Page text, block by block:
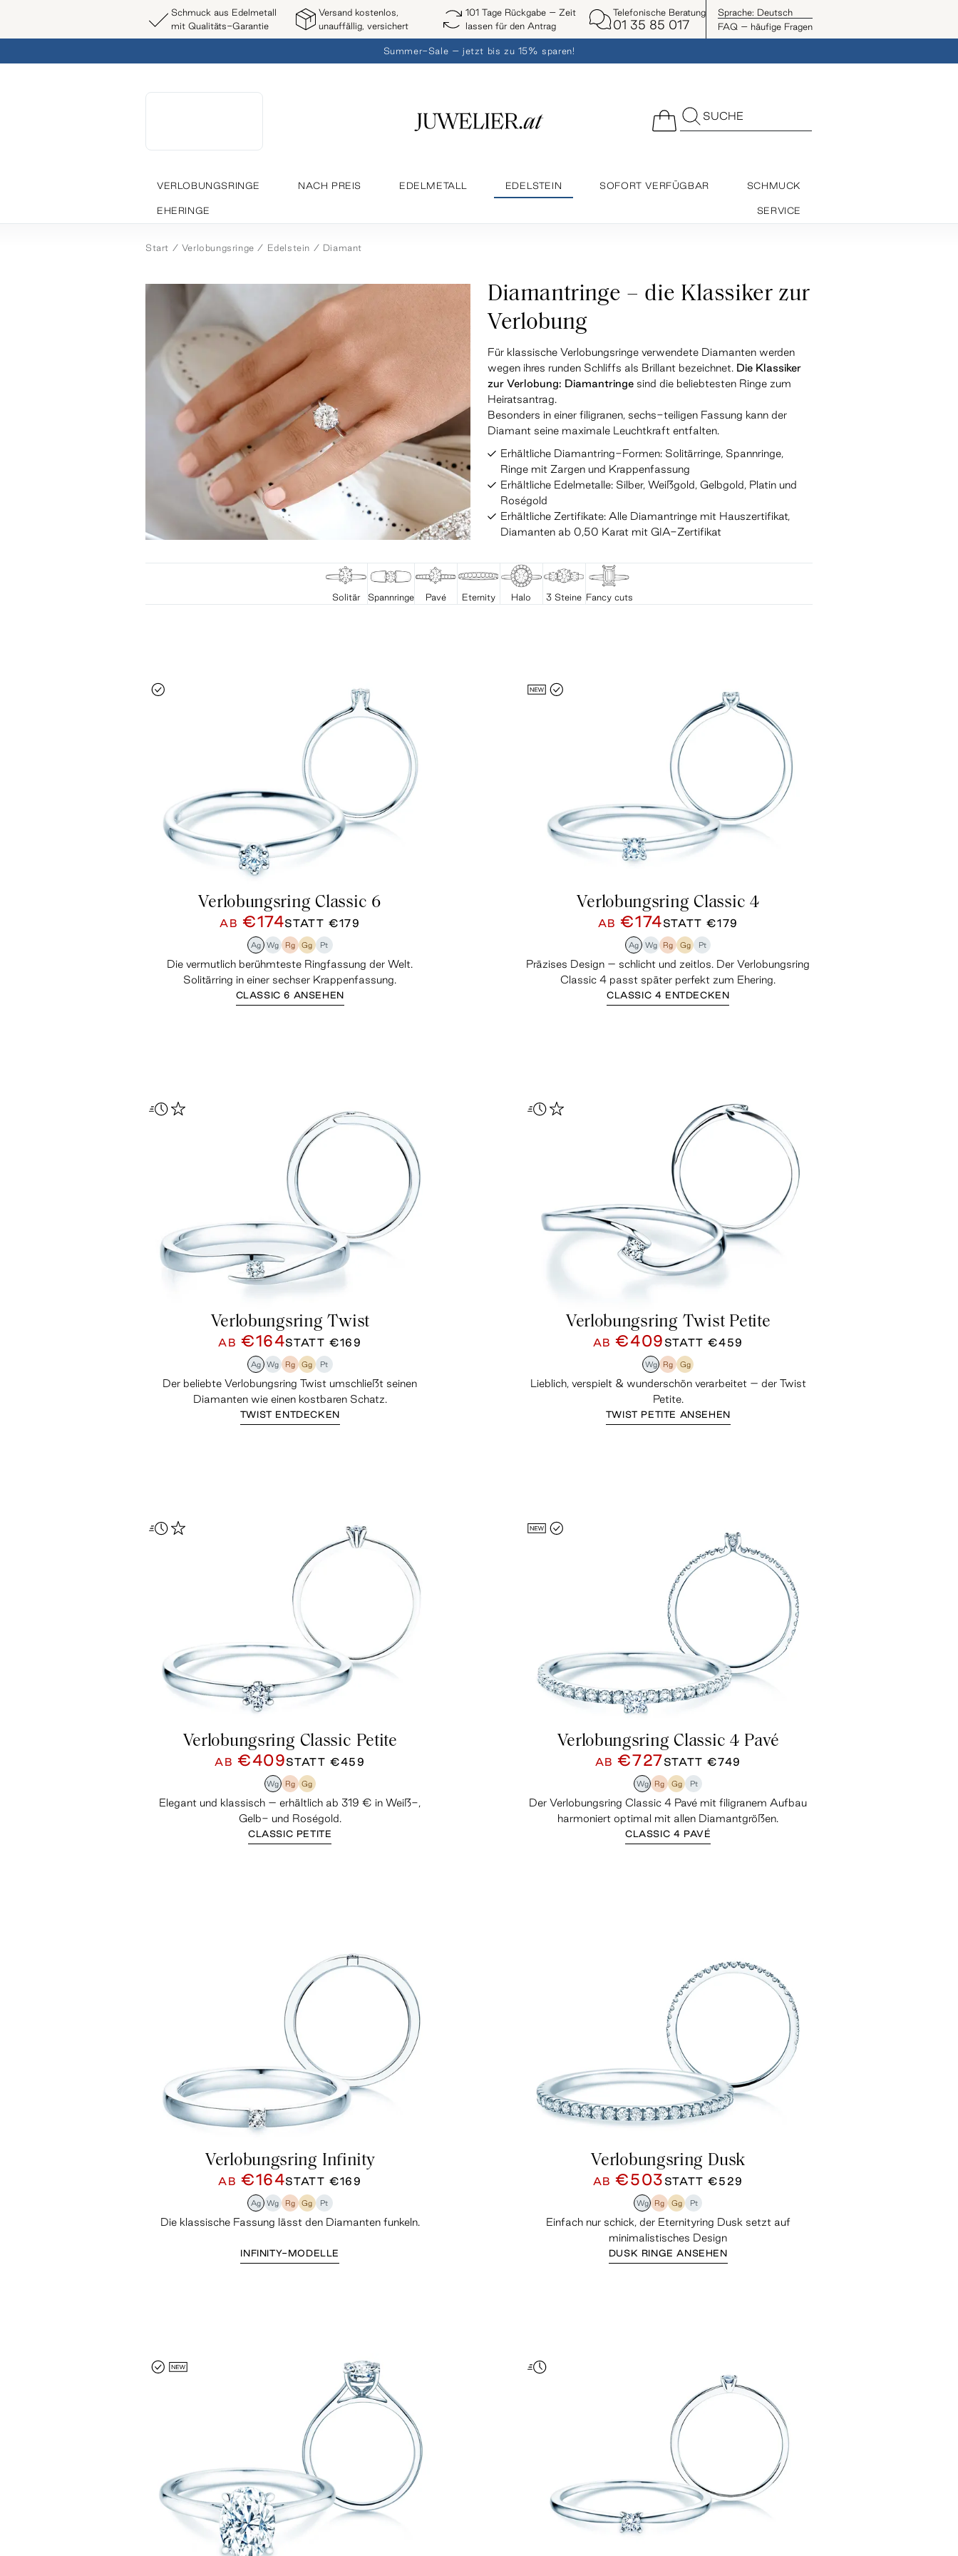
Schmuck aus Edelmetall
mit Qualitäts-Garantie
Versand kostenlos,
unauffällig, versichert
101 Tage Rückgabe – Zeit
lassen für den Antrag
Telefonische Beratung
01 35 85 017
Sprache: Deutsch
FAQ – häufige Fragen
Summer-Sale – jetzt bis zu 15% sparen!
SUCHE
VERLOBUNGSRINGE NACH PREIS EDELMETALL EDELSTEIN SOFORT VERFÜGBAR SCHMUCK
EHERINGE SERVICE
Start Verlobungsringe Edelstein Diamant
Diamantringe – die Klassiker zur
Verlobung
Für klassische Verlobungsringe verwendete Diamanten werden
wegen ihres runden Schliffs als Brillant bezeichnet. Die Klassiker
zur Verlobung: Diamantringe sind die beliebtesten Ringe zum
Heiratsantrag.
Besonders in einer filigranen, sechs-teiligen Fassung kann der
Diamant seine maximale Leuchtkraft entfalten.
Erhältliche Diamantring-Formen: Solitärringe, Spannringe,
Ringe mit Zargen und Krappenfassung
Erhältliche Edelmetalle: Silber, Weißgold, Gelbgold, Platin und
Roségold
Erhältliche Zertifikate: Alle Diamantringe mit Hauszertifikat,
Diamanten ab 0,50 Karat mit GIA-Zertifikat
Solitär Spannringe Pavé Eternity Halo 3 Steine Fancy cuts
Verlobungsring Classic 6
AB €174STATT €179
Ag Wg Rg Gg Pt
Die vermutlich berühmteste Ringfassung der Welt.
Solitärring in einer sechser Krappenfassung.
CLASSIC 6 ANSEHEN
Verlobungsring Classic 4
AB €174STATT€179
Ag Wg Rg Gg Pt
Präzises Design – schlicht und zeitlos. Der Verlobungsring
Classic 4 passt später perfekt zum Ehering.
CLASSIC 4 ENTDECKEN
Verlobungsring Twist
AB €164STATT €169
Ag Wg Rg Gg Pt
Der beliebte Verlobungsring Twist umschließt seinen
Diamanten wie einen kostbaren Schatz.
TWIST ENTDECKEN
Verlobungsring Twist Petite
AB €409 STATT€459
Wg Rg Gg
Lieblich, verspielt & wunderschön verarbeitet – der Twist
Petite.
TWIST PETITE ANSEHEN
Verlobungsring Classic Petite
AB €409STATT €459
Wg Rg Gg
Elegant und klassisch – erhältlich ab 319 € in Weiß-,
Gelb- und Roségold.
CLASSIC PETITE
Verlobungsring Classic 4 Pavé
AB €727STATT€749
Wg Rg Gg Pt
Der Verlobungsring Classic 4 Pavé mit filigranem Aufbau
harmoniert optimal mit allen Diamantgrößen.
CLASSIC 4 PAVÉ
Verlobungsring Infinity
AB €164STATT €169
Ag Wg Rg Gg Pt
Die klassische Fassung lässt den Diamanten funkeln.
INFINITY-MODELLE
Verlobungsring Dusk
AB €503 STATT€529
Wg Rg Gg Pt
Einfach nur schick, der Eternityring Dusk setzt auf
minimalistisches Design
DUSK RINGE ANSEHEN